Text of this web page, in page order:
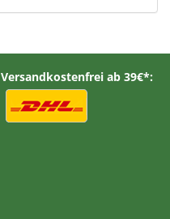
Versandkostenfrei ab 39€*: